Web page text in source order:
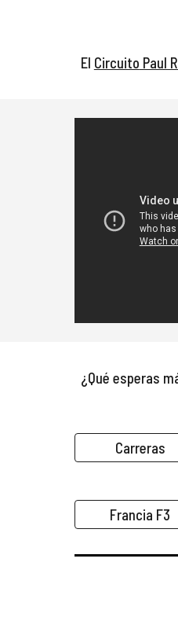
El Circuito Paul
¿Qué esperas
Carreras
Francia F3